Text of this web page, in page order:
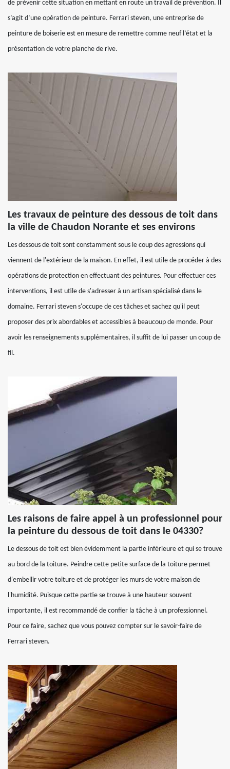
de prévenir cette situation en mettant en route un travail de prévention. Il
s’agit d’une opération de peinture. Ferrari steven, une entreprise de
peinture de boiserie est en mesure de remettre comme neuf l’état et la
présentation de votre planche de rive.
Les travaux de peinture des dessous de toit dans
la ville de Chaudon Norante et ses environs
Les dessous de toit sont constamment sous le coup des agressions qui
viennent de l'extérieur de la maison. En effet, il est utile de procéder à des
opérations de protection en effectuant des peintures. Pour effectuer ces
interventions, il est utile de s'adresser à un artisan spécialisé dans le
domaine. Ferrari steven s'occupe de ces tâches et sachez qu'il peut
proposer des prix abordables et accessibles à beaucoup de monde. Pour
avoir les renseignements supplémentaires, il suffit de lui passer un coup de
fil.
Les raisons de faire appel à un professionnel pour
la peinture du dessous de toit dans le 04330?
Le dessous de toit est bien évidemment la partie inférieure et qui se trouve
au bord de la toiture. Peindre cette petite surface de la toiture permet
d'embellir votre toiture et de protéger les murs de votre maison de
l'humidité. Puisque cette partie se trouve à une hauteur souvent
importante, il est recommandé de confier la tâche à un professionnel.
Pour ce faire, sachez que vous pouvez compter sur le savoir-faire de
Ferrari steven.